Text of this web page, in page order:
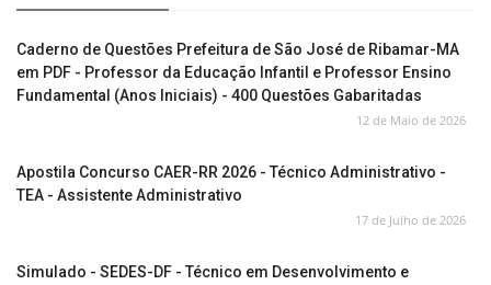
Caderno de Questões Prefeitura de São José de Ribamar-MA
em PDF - Professor da Educação Infantil e Professor Ensino
Fundamental (Anos Iniciais) - 400 Questões Gabaritadas
12 de Maio de 2026
Apostila Concurso CAER-RR 2026 - Técnico Administrativo -
TEA - Assistente Administrativo
17 de Julho de 2026
Simulado - SEDES-DF - Técnico em Desenvolvimento e